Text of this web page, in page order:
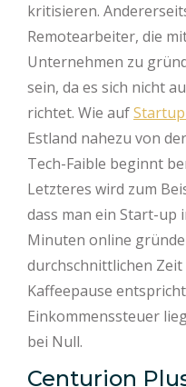
kritisieren.
Remotearbeiter, die
Unternehmen zu
sein, da es sich nicht
richtet. Wie auf
Estland nahezu von
Tech-Faible beginnt
Letzteres wird zum
dass man ein Start-up
Minuten online
durchschnittlichen
Kaffeepause
Einkommenssteuer
bei Null.
Centurion